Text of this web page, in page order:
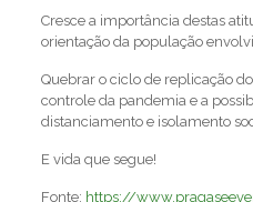
Cresce a importância destas
orientação da população
Quebrar o ciclo de replicação
controle da pandemia e a
distanciamento e isolamento
E vida que segue!
Fonte: https://